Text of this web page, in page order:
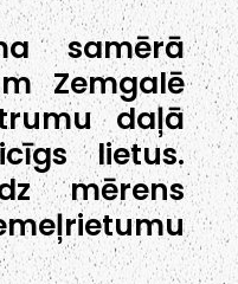
samērā
Zemgalē
daļā
lietus.
mērens